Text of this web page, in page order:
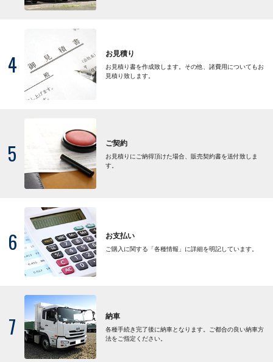
4 お見積り
お見積り書を作成致します。その他、諸費用についてもお
見積り致します。
5 ご契約
お見積りにご納得頂けた場合、販売契約書を送付致しま
す。
6 お支払い
ご購入に関する「各種情報」に詳細を明記しています。
7 納車
各種手続き完了後に納車となります。ご都合の良い納車方
法をご指定ください。